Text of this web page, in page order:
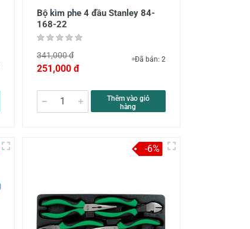
Bộ kìm phe 4 đầu Stanley 84-
168-22
341,000 đ
251,000 đ
Đã bán: 2
Thêm vào giỏ
hàng
-6%